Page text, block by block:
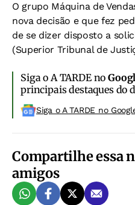
O grupo Máquina de
nova decisão e que fez
de se dizer disposto a
(Superior Tribunal de
Siga o A TARDE no
principais destaques do
Siga o A TARDE no
Compartilhe essa
amigos